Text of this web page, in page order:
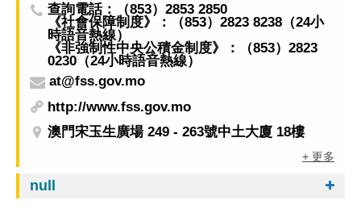
查詢電話：（853）2853 2850
《社會保障制度》：（853）2823 8238（24小
時語音熱線）
《非強制性中央公積金制度》：（853）2823
0230（24小時語音熱線）
at@fss.gov.mo
http://www.fss.gov.mo
澳門宋玉生廣場 249 - 263號中土大廈 18樓
+ 更多
null